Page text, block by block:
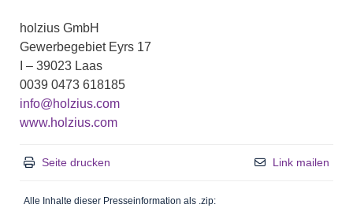
holzius GmbH
Gewerbegebiet Eyrs 17
I – 39023 Laas
0039 0473 618185
info@holzius.com
www.holzius.com
Seite drucken Link mailen
Alle Inhalte dieser Presseinformation als .zip: